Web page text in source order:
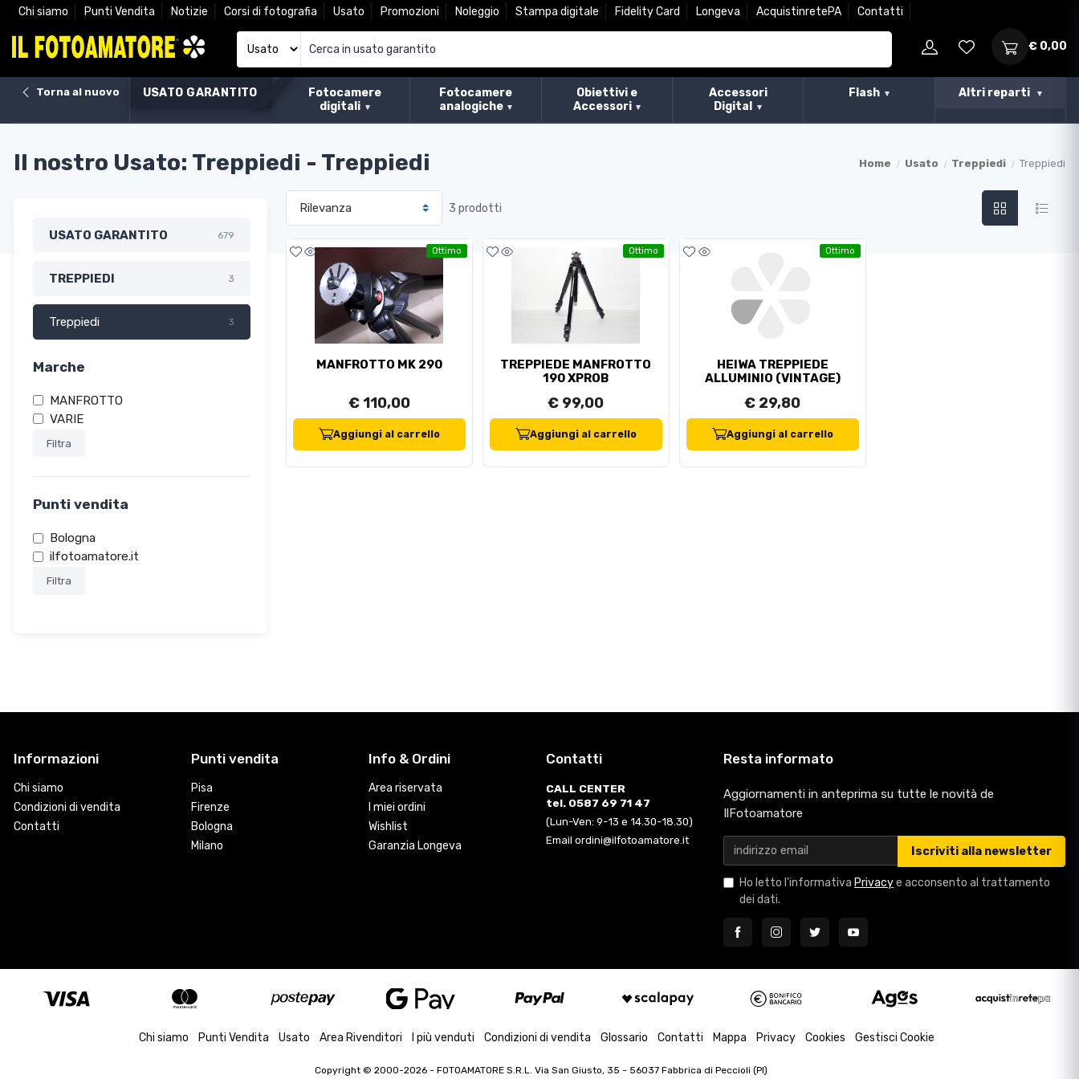
Chi siamo Punti Vendita Notizie Corsi di fotografia Usato Promozioni Noleggio Stampa digitale Fidelity Card Longeva AcquistinretePA Contatti
€ 0,00
Torna al nuovo USATO GARANTITO
Fotocamere
digitali
Fotocamere
analogiche
Obiettivi e
Accessori
Accessori
Digital
Flash Altri reparti
Home Usato Treppiedi Treppiedi
Il nostro Usato: Treppiedi - Treppiedi
USATO GARANTITO 679
TREPPIEDI 3
Treppiedi 3
Marche
MANFROTTO
VARIE
Filtra
Punti vendita
Bologna
ilfotoamatore.it
Filtra
3 prodotti
Ottimo
MANFROTTO MK 290
€ 110,00
Aggiungi al carrello
Ottimo
TREPPIEDE MANFROTTO
190 XPROB
€ 99,00
Aggiungi al carrello
Ottimo
HEIWA TREPPIEDE
ALLUMINIO (VINTAGE)
€ 29,80
Aggiungi al carrello
Informazioni
Chi siamo
Condizioni di vendita
Contatti
Punti vendita
Pisa
Firenze
Bologna
Milano
Info & Ordini
Area riservata
I miei ordini
Wishlist
Garanzia Longeva
Contatti
CALL CENTER
tel. 0587 69 71 47
(Lun-Ven: 9-13 e 14.30-18.30)
Email ordini@ilfotoamatore.it
Resta informato
Aggiornamenti in anteprima su tutte le novità de
IlFotoamatore
Iscriviti alla newsletter
Ho letto l'informativa Privacye acconsento al trattamento
dei dati.
Chi siamo Punti Vendita Usato Area Rivenditori I più venduti Condizioni di vendita Glossario Contatti Mappa Privacy Cookies Gestisci Cookie
Copyright © 2000-2026 - FOTOAMATORE S.R.L. Via San Giusto, 35 - 56037 Fabbrica di Peccioli (PI)